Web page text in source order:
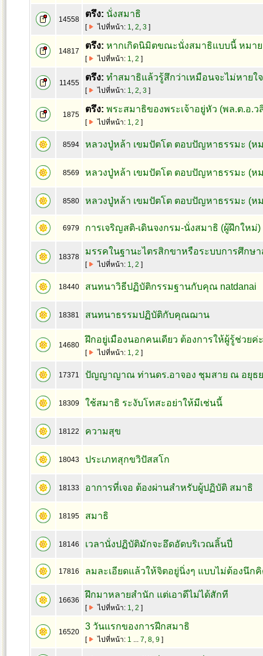
14558
ตรึง: นั่งสมาธิ
[ ไปที่หน้า: 1, 2, 3 ]
14817
ตรึง: หากเกิดนิมิตขณะนั่งสมาธิแบบนี้ หมาย
[ ไปที่หน้า: 1, 2 ]
11455
ตรึง: ทำสมาธิแล้วรู้สึกว่าเหมือนจะไม่หายใ
[ ไปที่หน้า: 1, 2, 3 ]
1875
ตรึง: พระสมาธิของพระเจ้าอยู่หัว (พล.ต.อ.
[ ไปที่หน้า: 1, 2 ]
8594 หลวงปู่หล้า เขมปัตโต ตอบปัญหาธรรมะ (ห
8569 หลวงปู่หล้า เขมปัตโต ตอบปัญหาธรรมะ (ห
8580 หลวงปู่หล้า เขมปัตโต ตอบปัญหาธรรมะ (ห
6979 การเจริญสติ-เดินจงกรม-นั่งสมาธิ (ผู้ฝึกใหม่
18378
มรรคในฐานะไตรสิกขาหรือระบบการศึกษ
[ ไปที่หน้า: 1, 2 ]
18440 สนทนาวิธีปฏิบัติกรรมฐานกับคุณ natdanai
18381 สนทนาธรรมปฏิบัติกับคุณฌาน
14680
ฝึกอยู่เมืองนอกคนเดียว ต้องการให้ผู้รู้ช่วยค่ะ
[ ไปที่หน้า: 1, 2 ]
17371 ปัญญาญาณ ท่านดร.อาจอง ชุมสาย ณ อยุธ
18309 ใช้สมาธิ ระงับโทสะอย่าให้มีเช่นนี้
18122 ความสุข
18043 ประเภทสุกขวิปัสสโก
18133 อาการที่เจอ ต้องผ่านสำหรับผู้ปฏิบัติ สมาธิ
18195 สมาธิ
18146 เวลานั่งปฏิบัติมักจะอึดอัดบริเวณลิ้นปี่
17816 ลมละเอียดแล้วให้จิตอยู่นิ่งๆ แบบไม่ต้องนึก
16636
ฝึกมาหลายสำนัก แต่เอาดีไม่ได้สักที
[ ไปที่หน้า: 1, 2 ]
16520
3 วันแรกของการฝีกสมาธิ
[ ไปที่หน้า: 1 ... 7, 8, 9]